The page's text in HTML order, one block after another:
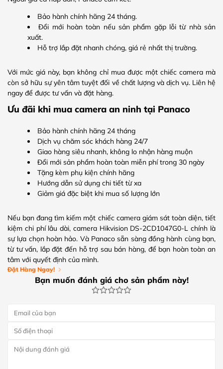
Bảo hành chính hãng 24 tháng.
Đổi mới hoàn toàn nếu sản phẩm gặp lỗi từ nhà sản
xuất.
Hỗ trợ lắp đặt nhanh chóng, giá rẻ nhất thị trường.
Với mức giá này, bạn không chỉ mua được một chiếc camera mà
còn sở hữu sự yên tâm tuyệt đối về chất lượng và dịch vụ. Liên hệ
ngay để được tư vấn và đặt hàng.
Ưu đãi khi mua camera an ninh tại Panaco
Bảo hành chính hãng 24 tháng
Dịch vụ chăm sóc khách hàng 24/7
Giao hàng siêu nhanh, không lo nhận hàng muộn
Đổi mới sản phẩm hoàn toàn miễn phí trong 30 ngày
Tặng kèm phụ kiện chính hãng
Hướng dẫn sử dụng chi tiết từ xa
Giảm giá đặc biệt khi mua số lượng lớn
Nếu bạn đang tìm kiếm một chiếc camera giám sát toàn diện, tiết
kiệm chi phí lâu dài, camera Hikvision DS-2CD1047G0-L chính là
sự lựa chọn hoàn hảo. Và Panaco sẵn sàng đồng hành cùng bạn,
từ tư vấn, lắp đặt đến hỗ trợ sau bán hàng, để bạn hoàn toàn an
tâm với quyết định của mình.
Đặt Hàng Ngay!
Bạn muốn đánh giá cho sản phẩm này!